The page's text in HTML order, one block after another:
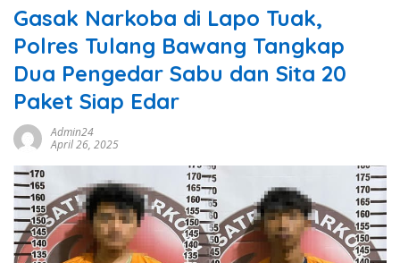
Gasak Narkoba di Lapo Tuak,
Polres Tulang Bawang Tangkap
Dua Pengedar Sabu dan Sita 20
Paket Siap Edar
Admin24
April 26, 2025